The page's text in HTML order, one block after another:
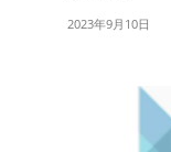
2023年9月10日